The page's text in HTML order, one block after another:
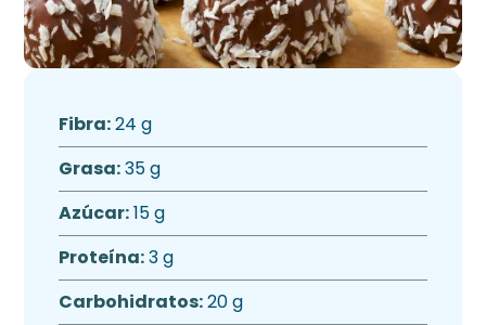
Fibra:24 g
Grasa:35 g
Azúcar:15 g
Proteína:3 g
Carbohidratos:20 g